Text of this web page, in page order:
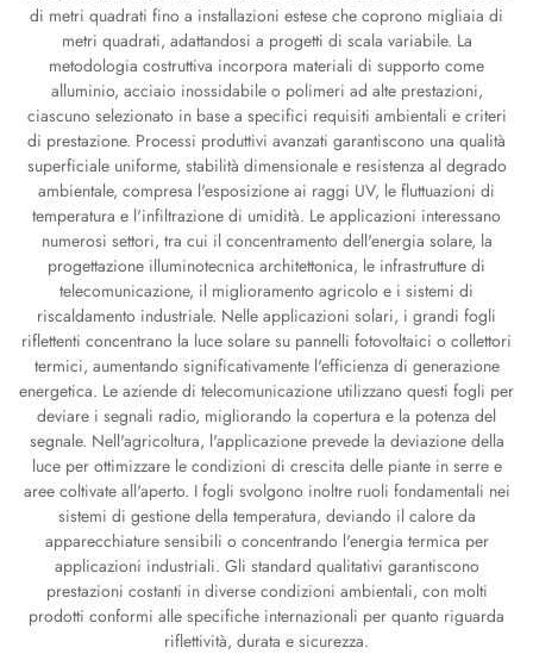
di metri quadrati fino a installazioni estese che coprono migliaia di
metri quadrati, adattandosi a progetti di scala variabile. La
metodologia costruttiva incorpora materiali di supporto come
alluminio, acciaio inossidabile o polimeri ad alte prestazioni,
ciascuno selezionato in base a specifici requisiti ambientali e criteri
di prestazione. Processi produttivi avanzati garantiscono una qualità
superficiale uniforme, stabilità dimensionale e resistenza al degrado
ambientale, compresa l'esposizione ai raggi UV, le fluttuazioni di
temperatura e l'infiltrazione di umidità. Le applicazioni interessano
numerosi settori, tra cui il concentramento dell'energia solare, la
progettazione illuminotecnica architettonica, le infrastrutture di
telecomunicazione, il miglioramento agricolo e i sistemi di
riscaldamento industriale. Nelle applicazioni solari, i grandi fogli
riflettenti concentrano la luce solare su pannelli fotovoltaici o collettori
termici, aumentando significativamente l'efficienza di generazione
energetica. Le aziende di telecomunicazione utilizzano questi fogli per
deviare i segnali radio, migliorando la copertura e la potenza del
segnale. Nell'agricoltura, l'applicazione prevede la deviazione della
luce per ottimizzare le condizioni di crescita delle piante in serre e
aree coltivate all'aperto. I fogli svolgono inoltre ruoli fondamentali nei
sistemi di gestione della temperatura, deviando il calore da
apparecchiature sensibili o concentrando l'energia termica per
applicazioni industriali. Gli standard qualitativi garantiscono
prestazioni costanti in diverse condizioni ambientali, con molti
prodotti conformi alle specifiche internazionali per quanto riguarda
riflettività, durata e sicurezza.